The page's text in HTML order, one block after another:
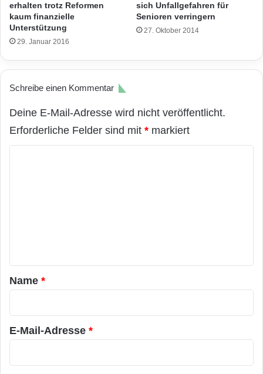
erhalten trotz Reformen
kaum finanzielle
Unterstützung
29. Januar 2016
sich Unfallgefahren für
Senioren verringern
27. Oktober 2014
Schreibe einen Kommentar
Deine E-Mail-Adresse wird nicht veröffentlicht.
Erforderliche Felder sind mit * markiert
a
r
*
Name *
E-Mail-Adresse *